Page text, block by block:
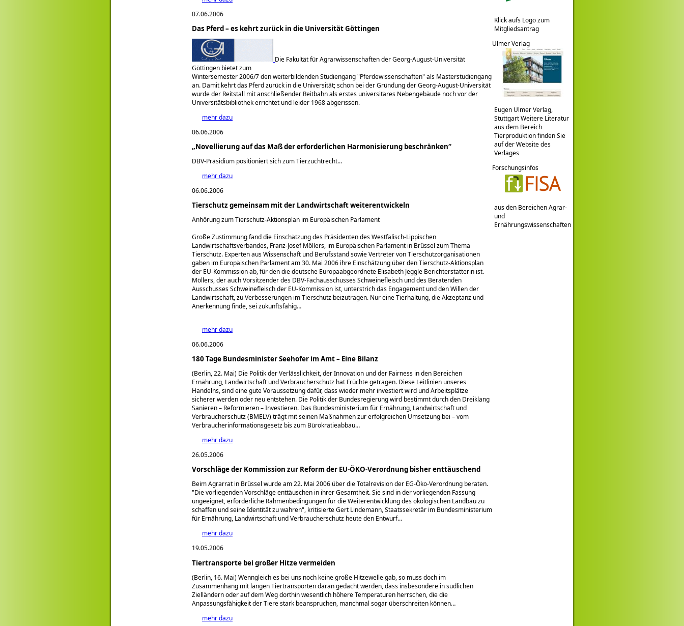
07.06.2006
Das Pferd – es kehrt zurück in die Universität Göttingen
Die Fakultät für Agrarwissenschaften der Georg-August-Universität
Göttingen bietet zum
Wintersemester 2006/7 den weiterbildenden Studiengang Pferdewissenschaften als Masterstudiengang
an. Damit kehrt das Pferd zurück in die Universität; schon bei der Gründung der Georg-August-Universität
wurde der Reitstall mit anschließender Reitbahn als erstes universitäres Nebengebäude noch vor der
Universitätsbibliothek errichtet und leider 1968 abgerissen.
mehr dazu
06.06.2006
„Novellierung auf das Maß der erforderlichen Harmonisierung beschränken“
DBV-Präsidium positioniert sich zum Tierzuchtrecht…
mehr dazu
06.06.2006
Tierschutz gemeinsam mit der Landwirtschaft weiterentwickeln
Anhörung zum Tierschutz-Aktionsplan im Europäischen Parlament
Große Zustimmung fand die Einschätzung des Präsidenten des Westfälisch-Lippischen
Landwirtschaftsverbandes, Franz-Josef Möllers, im Europäischen Parlament in Brüssel zum Thema
Tierschutz. Experten aus Wissenschaft und Berufsstand sowie Vertreter von Tierschutzorganisationen
gaben im Europäischen Parlament am 30. Mai 2006 ihre Einschätzung über den Tierschutz-Aktionsplan
der EU-Kommission ab, für den die deutsche Europaabgeordnete Elisabeth Jeggle Berichterstatterin ist.
Möllers, der auch Vorsitzender des DBV-Fachausschusses Schweinefleisch und des Beratenden
Ausschusses Schweinefleisch der EU-Kommission ist, unterstrich das Engagement und den Willen der
Landwirtschaft, zu Verbesserungen im Tierschutz beizutragen. Nur eine Tierhaltung, die Akzeptanz und
Anerkennung finde, sei zukunftsfähig…
mehr dazu
06.06.2006
180 Tage Bundesminister Seehofer im Amt – Eine Bilanz
(Berlin, 22. Mai) Die Politik der Verlässlichkeit, der Innovation und der Fairness in den Bereichen
Ernährung, Landwirtschaft und Verbraucherschutz hat Früchte getragen. Diese Leitlinien unseres
Handelns, sind eine gute Voraussetzung dafür, dass wieder mehr investiert wird und Arbeitsplätze
sicherer werden oder neu entstehen. Die Politik der Bundesregierung wird bestimmt durch den Dreiklang
Sanieren – Reformieren – Investieren. Das Bundesministerium für Ernährung, Landwirtschaft und
Verbraucherschutz (BMELV) trägt mit seinen Maßnahmen zur erfolgreichen Umsetzung bei – vom
Verbraucherinformationsgesetz bis zum Bürokratieabbau…
mehr dazu
26.05.2006
Vorschläge der Kommission zur Reform der EU-ÖKO-Verordnung bisher enttäuschend
Beim Agrarrat in Brüssel wurde am 22. Mai 2006 über die Totalrevision der EG-Öko-Verordnung beraten.
Die vorliegenden Vorschläge enttäuschen in ihrer Gesamtheit. Sie sind in der vorliegenden Fassung
ungeeignet, erforderliche Rahmenbedingungen für die Weiterentwicklung des ökologischen Landbau zu
schaffen und seine Identität zu wahren , kritisierte Gert Lindemann, Staatssekretär im Bundesministerium
für Ernährung, Landwirtschaft und Verbraucherschutz heute den Entwurf…
mehr dazu
19.05.2006
Tiertransporte bei großer Hitze vermeiden
(Berlin, 16. Mai) Wenngleich es bei uns noch keine große Hitzewelle gab, so muss doch im
Zusammenhang mit langen Tiertransporten daran gedacht werden, dass insbesondere in südlichen
Zielländern oder auf dem Weg dorthin wesentlich höhere Temperaturen herrschen, die die
Anpassungsfähigkeit der Tiere stark beanspruchen, manchmal sogar überschreiten können…
mehr dazu
Klick aufs Logo zum
Mitgliedsantrag
Ulmer Verlag
Eugen Ulmer Verlag,
Stuttgart Weitere Literatur
aus dem Bereich
Tierproduktion finden Sie
auf der Website des
Verlages
Forschungsinfos
aus den Bereichen Agrar-
und
Ernährungswissenschaften